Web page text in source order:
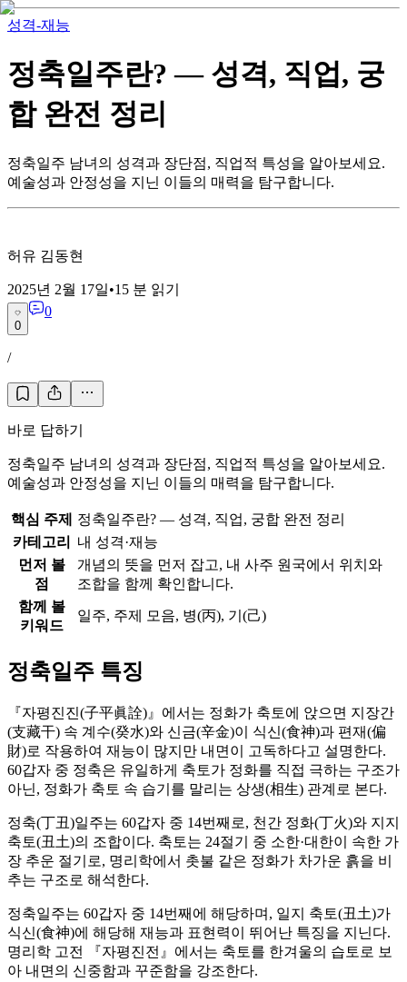
성격-재능
정축일주란? — 성격, 직업, 궁
합 완전 정리
정축일주 남녀의 성격과 장단점, 직업적 특성을 알아보세요.
예술성과 안정성을 지닌 이들의 매력을 탐구합니다.
허유 김동현
2025년 2월 17일•15 분 읽기
0
0
/
바로 답하기
정축일주 남녀의 성격과 장단점, 직업적 특성을 알아보세요.
예술성과 안정성을 지닌 이들의 매력을 탐구합니다.
핵심 주제
정축일주란? — 성격, 직업, 궁합 완전 정리
카테고리
내 성격·재능
먼저 볼
점
개념의 뜻을 먼저 잡고, 내 사주 원국에서 위치와
조합을 함께 확인합니다.
함께 볼
키워드
일주, 주제 모음, 병(丙), 기(己)
정축일주 특징
『자평진진(子平眞詮)』에서는 정화가 축토에 앉으면 지장간
(支藏干) 속 계수(癸水)와 신금(辛金)이 식신(食神)과 편재(偏
財)로 작용하여 재능이 많지만 내면이 고독하다고 설명한다.
60갑자 중 정축은 유일하게 축토가 정화를 직접 극하는 구조가
아닌, 정화가 축토 속 습기를 말리는 상생(相生) 관계로 본다.
정축(丁丑)일주는 60갑자 중 14번째로, 천간 정화(丁火)와 지지
축토(丑土)의 조합이다. 축토는 24절기 중 소한·대한이 속한 가
장 추운 절기로, 명리학에서 촛불 같은 정화가 차가운 흙을 비
추는 구조로 해석한다.
정축일주는 60갑자 중 14번째에 해당하며, 일지 축토(丑土)가
식신(食神)에 해당해 재능과 표현력이 뛰어난 특징을 지닌다.
명리학 고전 『자평진전』에서는 축토를 한겨울의 습토로 보
아 내면의 신중함과 꾸준함을 강조한다.